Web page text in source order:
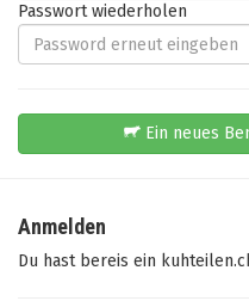
Passwort wiederholen
Ein neues
Anmelden
Du hast bereis ein